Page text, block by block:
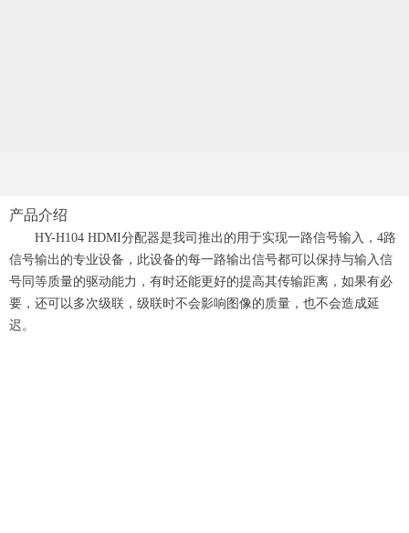
产品介绍
HY-H104 HDMI分配器是我司推出的用于实现一路信号输入，4路
信号输出的专业设备，此设备的每一路输出信号都可以保持与输入信
号同等质量的驱动能力，有时还能更好的提高其传输距离，如果有必
要，还可以多次级联，级联时不会影响图像的质量，也不会造成延
迟。